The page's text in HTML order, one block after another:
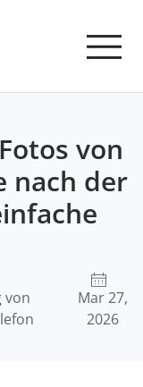
von
nach der
von
Mar 27,
2026